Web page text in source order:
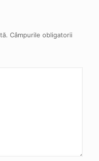
Câmpurile obligatorii